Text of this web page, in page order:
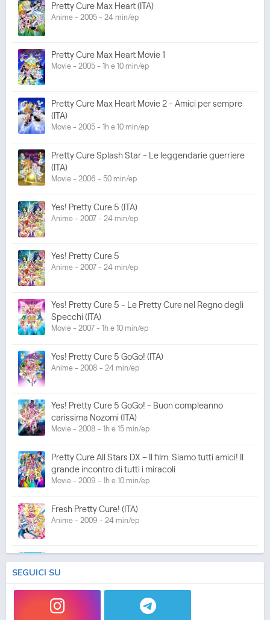
Pretty Cure Max Heart (ITA)
Anime - 2005 - 24 min/ep
Pretty Cure Max Heart Movie 1
Movie - 2005 - 1h e 10 min/ep
Pretty Cure Max Heart Movie 2 - Amici per sempre
(ITA)
Movie - 2005 - 1h e 10 min/ep
Pretty Cure Splash Star - Le leggendarie guerriere
(ITA)
Movie - 2006 - 50 min/ep
Yes! Pretty Cure 5 (ITA)
Anime - 2007 - 24 min/ep
Yes! Pretty Cure 5
Anime - 2007 - 24 min/ep
Yes! Pretty Cure 5 - Le Pretty Cure nel Regno degli
Specchi (ITA)
Movie - 2007 - 1h e 10 min/ep
Yes! Pretty Cure 5 GoGo! (ITA)
Anime - 2008 - 24 min/ep
Yes! Pretty Cure 5 GoGo! - Buon compleanno
carissima Nozomi (ITA)
Movie - 2008 - 1h e 15 min/ep
Pretty Cure All Stars DX – Il film: Siamo tutti amici! Il
grande incontro di tutti i miracoli
Movie - 2009 - 1h e 10 min/ep
Fresh Pretty Cure! (ITA)
Anime - 2009 - 24 min/ep
Giocattoli (ITA)
Pretty Cure All Stars DX – Il film 2: Luce della
SEGUICI SU